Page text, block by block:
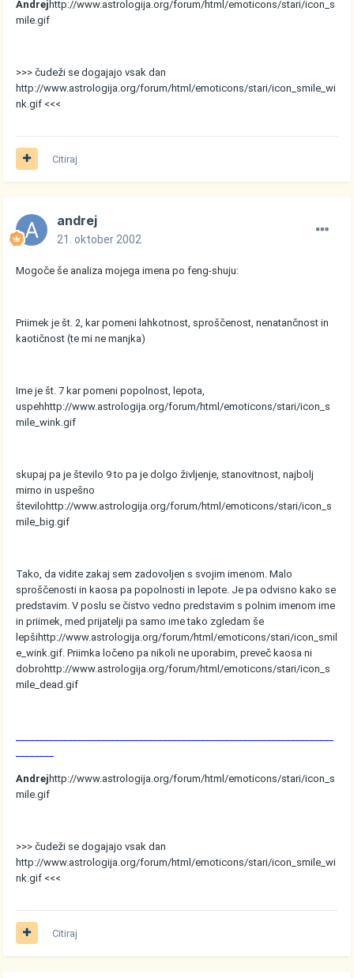
Andrej http://www.astrologija.org/forum/html/emoticons/stari/icon_s
mile.gif
>>> čudeži se dogajajo vsak dan
http://www.astrologija.org/forum/html/emoticons/stari/icon_smile_wi
nk.gif <<<
Citiraj
andrej
21. oktober 2002
Mogoče še analiza mojega imena po feng-shuju:
Priimek je št. 2, kar pomeni lahkotnost, sproščenost, nenatančnost in
kaotičnost (te mi ne manjka)
Ime je št. 7 kar pomeni popolnost, lepota,
uspehhttp://www.astrologija.org/forum/html/emoticons/stari/icon_s
mile_wink.gif
skupaj pa je število 9 to pa je dolgo življenje, stanovitnost, najbolj
mirno in uspešno
številohttp://www.astrologija.org/forum/html/emoticons/stari/icon_s
mile_big.gif
Tako, da vidite zakaj sem zadovoljen s svojim imenom. Malo
sproščenosti in kaosa pa popolnosti in lepote. Je pa odvisno kako se
predstavim. V poslu se čistvo vedno predstavim s polnim imenom ime
in priimek, med prijatelji pa samo ime tako zgledam še
lepšihttp://www.astrologija.org/forum/html/emoticons/stari/icon_smil
e_wink.gif . Priimka ločeno pa nikoli ne uporabim, preveč kaosa ni
dobrohttp://www.astrologija.org/forum/html/emoticons/stari/icon_s
mile_dead.gif
Andrejhttp://www.astrologija.org/forum/html/emoticons/stari/icon_s
mile.gif
>>> čudeži se dogajajo vsak dan
http://www.astrologija.org/forum/html/emoticons/stari/icon_smile_wi
nk.gif <<<
Citiraj